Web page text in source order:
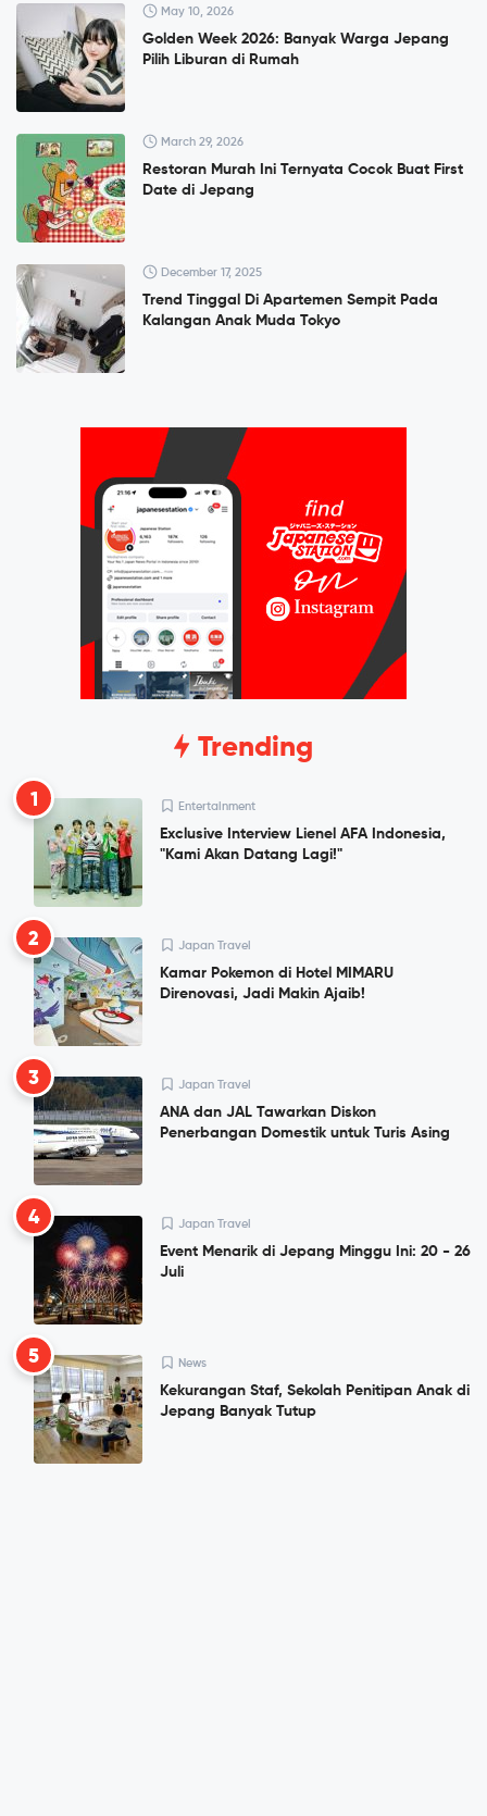
May 10, 2026
Golden Week 2026: Banyak Warga Jepang
Pilih Liburan di Rumah
March 29, 2026
Restoran Murah Ini Ternyata Cocok Buat First
Date di Jepang
December 17, 2025
Trend Tinggal Di Apartemen Sempit Pada
Kalangan Anak Muda Tokyo
Trending
1 Entertainment
Exclusive Interview Lienel AFA Indonesia,
"Kami Akan Datang Lagi!"
2 Japan Travel
Kamar Pokemon di Hotel MIMARU
Direnovasi, Jadi Makin Ajaib!
3 Japan Travel
ANA dan JAL Tawarkan Diskon
Penerbangan Domestik untuk Turis Asing
4 Japan Travel
Event Menarik di Jepang Minggu Ini: 20 - 26
Juli
5 News
Kekurangan Staf, Sekolah Penitipan Anak di
Jepang Banyak Tutup